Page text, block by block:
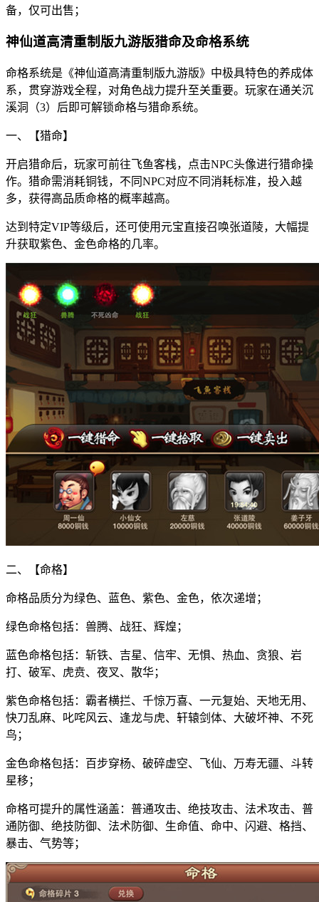
备，仅可出售；
神仙道高清重制版九游版猎命及命格系统
命格系统是《神仙道高清重制版九游版》中极具特色的养成体
系，贯穿游戏全程，对角色战力提升至关重要。玩家在通关沉
溪洞（3）后即可解锁命格与猎命系统。
一、【猎命】
开启猎命后，玩家可前往飞鱼客栈，点击NPC头像进行猎命操
作。猎命需消耗铜钱，不同NPC对应不同消耗标准，投入越
多，获得高品质命格的概率越高。
达到特定VIP等级后，还可使用元宝直接召唤张道陵，大幅提
升获取紫色、金色命格的几率。
二、【命格】
命格品质分为绿色、蓝色、紫色、金色，依次递增；
绿色命格包括：兽腾、战狂、辉煌；
蓝色命格包括：斩铁、吉星、信牢、无惧、热血、贪狼、岩
打、破军、虎贲、夜叉、散华；
紫色命格包括：霸者横拦、千惊万喜、一元复始、天地无用、
快刀乱麻、叱咤风云、逢龙与虎、轩辕剑体、大破坏神、不死
鸟；
金色命格包括：百步穿杨、破碎虚空、飞仙、万寿无疆、斗转
星移；
命格可提升的属性涵盖：普通攻击、绝技攻击、法术攻击、普
通防御、绝技防御、法术防御、生命值、命中、闪避、格挡、
暴击、气势等；